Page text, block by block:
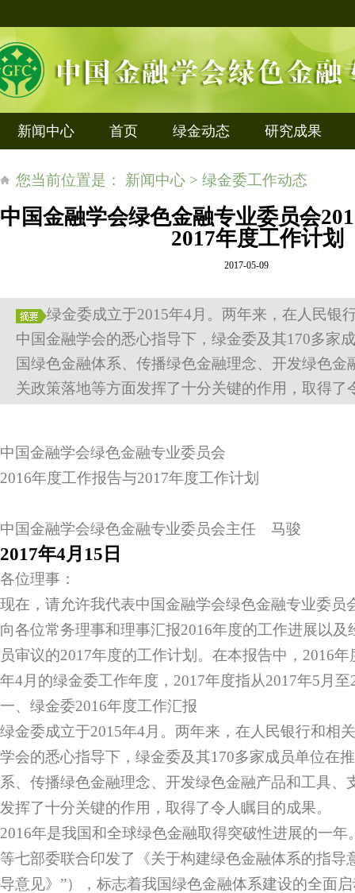
新闻中心 首页 绿金动态 研究成果
您当前位置是： 新闻中心 > 绿金委工作动态
中国金融学会绿色金融专业委员会
2017年度工作计划
2017-05-09
绿金委成立于2015年4月。两年来，在人民银
中国金融学会的悉心指导下，绿金委及其170多家
国绿色金融体系、传播绿色金融理念、开发绿色金
关政策落地等方面发挥了十分关键的作用，取得了
中国金融学会绿色金融专业委员会
2016年度工作报告与2017年度工作计划
中国金融学会绿色金融专业委员会主任 马骏
2017年4月15日
各位理事：
现在，请允许我代表中国金融学会绿色金融专业委员
向各位常务理事和理事汇报2016年度的工作进展以
员审议的2017年度的工作计划。在本报告中，2016
年4月 的绿金委工作年度，2017年度指从2017年5月
一、绿金委2016年度工作汇报
绿金委成立于2015年4月。两年来，在人民银行和相
学会的悉心指导下，绿金委及其170多家成员单位在
系、传播绿色金融理念、开发绿色金融产品和工具、
发挥了十分关键的作用，取得了令人瞩目的成果。
2016年是我国和全球绿色金融取得突破性进展的一
等七部委联合印发了《关于构建绿色金融体系的指导
导意见》”），标志着我国绿色金融体系建设的全面